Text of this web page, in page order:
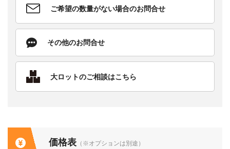
ご希望の数量がない場合のお問合せ
その他のお問合せ
大ロットのご相談はこちら
価格表 （※オプションは別途）